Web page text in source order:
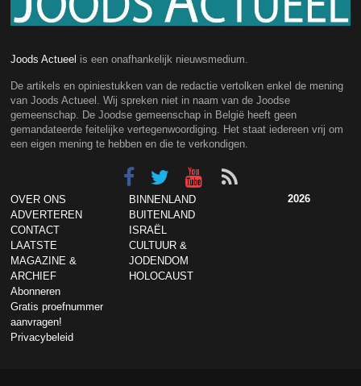
Joods Actueel is een onafhankelijk nieuwsmedium.
De artikels en opiniestukken van de redactie vertolken enkel de mening
van Joods Actueel. Wij spreken niet in naam van de Joodse
gemeenschap. De Joodse gemeenschap in België heeft geen
gemandateerde feitelijke vertegenwoordiging. Het staat iedereen vrij om
een eigen mening te hebben en die te verkondigen.
OVER ONS
ADVERTEREN
CONTACT
LAATSTE
MAGAZINE &
ARCHIEF
Abonneren
Gratis proefnummer
aanvragen!
Privacybeleid
BINNENLAND
BUITENLAND
ISRAËL
CULTUUR &
JODENDOM
HOLOCAUST
2026